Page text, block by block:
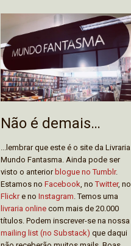
Não é demais…
...lembrar que este é o site da Livraria
Mundo Fantasma. Ainda pode ser
visto o anteriorblogue no Tumblr.
Estamos no Facebook , noTwitter, no
Flickre no Instagram . Temos uma
livraria online com mais de 20.000
títulos. Podem inscrever-se na nossa
mailing list (no Substack) que daqui